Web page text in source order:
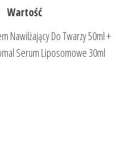
Wartość
Nawilżający Do Twarzy 50ml +
Serum Liposomowe 30ml